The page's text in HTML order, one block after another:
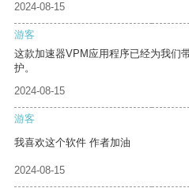
2024-08-15
游客
这款加速器VPM应用程序已经为我们
护。
2024-08-15
游客
我喜欢这个软件 作者加油
2024-08-15